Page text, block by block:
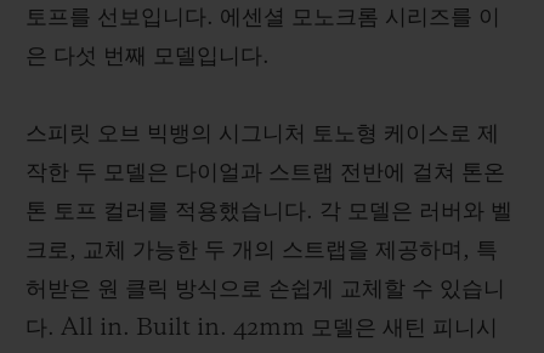
토프를 선보입니다. 에센셜 모노크롬 시리즈를 이
은 다섯 번째 모델입니다.
스피릿 오브 빅뱅의 시그니처 토노형 케이스로 제
작한 두 모델은 다이얼과 스트랩 전반에 걸쳐 톤온
톤 토프 컬러를 적용했습니다. 각 모델은 러버와 벨
크로, 교체 가능한 두 개의 스트랩을 제공하며, 특
허받은 원 클릭 방식으로 손쉽게 교체할 수 있습니
다. All in. Built in. 42mm 모델은 새틴 피니시